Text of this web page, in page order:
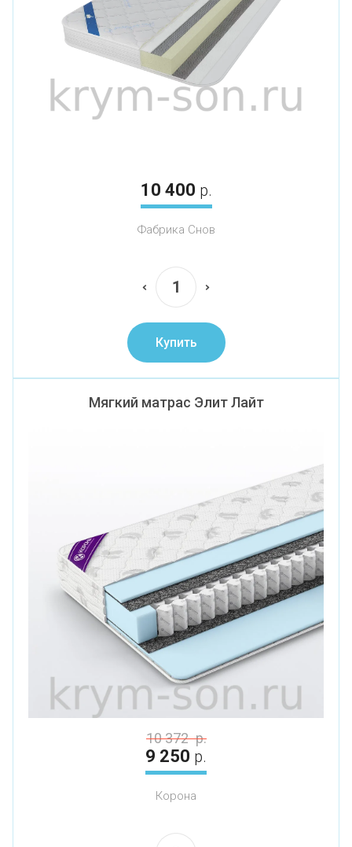
10 400 р.
Фабрика Снов
Купить
Мягкий матрас Элит Лайт
10 372 р.
9 250 р.
Корона